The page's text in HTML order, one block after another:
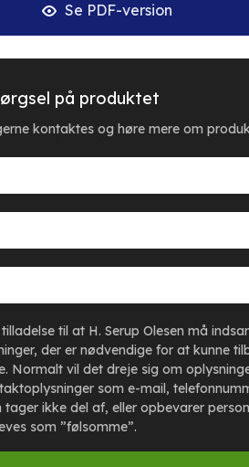
Se PDF-version
på produktet
kontaktes og høre mere om
til at H. Serup Olesen må
der er nødvendige for at kunne
Normalt vil det dreje sig om
som e-mail,
tager ikke del af, eller opbevarer
som ”følsomme”.